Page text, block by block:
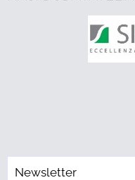
Newsletter